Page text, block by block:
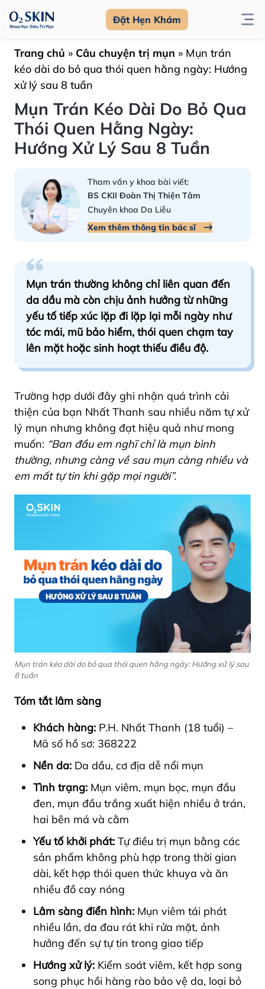
Đặt Hẹn Khám
Trang chủ » Câu chuyện trị mụn » Mụn trán
kéo dài do bỏ qua thói quen hằng ngày: Hướng
xử lý sau 8 tuần
Mụn Trán Kéo Dài Do Bỏ Qua
Thói Quen Hằng Ngày:
Hướng Xử Lý Sau 8 Tuần
Tham vấn y khoa bài viết:
BS CKII Đoàn Thị Thiện Tâm
Chuyên khoa Da Liễu
Xem thêm thông tin bác sĩ
Mụn trán thường không chỉ liên quan đến
da dầu mà còn chịu ảnh hưởng từ những
yếu tố tiếp xúc lặp đi lặp lại mỗi ngày như
tóc mái, mũ bảo hiểm, thói quen chạm tay
lên mặt hoặc sinh hoạt thiếu điều độ.
Trường hợp dưới đây ghi nhận quá trình cải
thiện của bạn Nhất Thanh sau nhiều năm tự xử
lý mụn nhưng không đạt hiệu quả như mong
muốn: “Ban đầu em nghĩ chỉ là mụn bình
thường, nhưng càng về sau mụn càng nhiều và
em mất tự tin khi gặp mọi người”.
Mụn trán kéo dài do bỏ qua thói quen hằng ngày: Hướng xử lý sau
8 tuần
Tóm tắt lâm sàng
Khách hàng: P.H. Nhất Thanh (18 tuổi) –
Mã số hồ sơ: 368222
Nền da: Da dầu, cơ địa dễ nổi mụn
Tình trạng: Mụn viêm, mụn bọc, mụn đầu
đen, mụn đầu trắng xuất hiện nhiều ở trán,
hai bên má và cằm
Yếu tố khởi phát: Tự điều trị mụn bằng các
sản phẩm không phù hợp trong thời gian
dài, kết hợp thói quen thức khuya và ăn
nhiều đồ cay nóng
Lâm sàng điển hình: Mụn viêm tái phát
nhiều lần, da đau rát khi rửa mặt, ảnh
hưởng đến sự tự tin trong giao tiếp
Hướng xử lý: Kiểm soát viêm, kết hợp song
song phục hồi hàng rào bảo vệ da, loại bỏ